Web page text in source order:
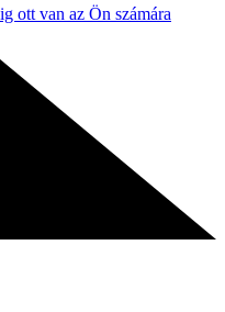
ott van az Ön számára